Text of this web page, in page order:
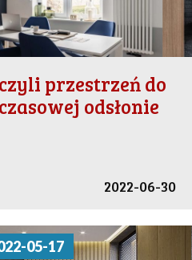
przestrzeń do
odsłonie
2022-06-30
05-17